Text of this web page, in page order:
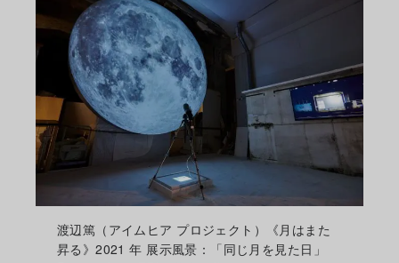
渡辺篤（アイムヒア プロジェクト）《月はまた
昇る》2021 年 展示風景：「同じ月を見た日」